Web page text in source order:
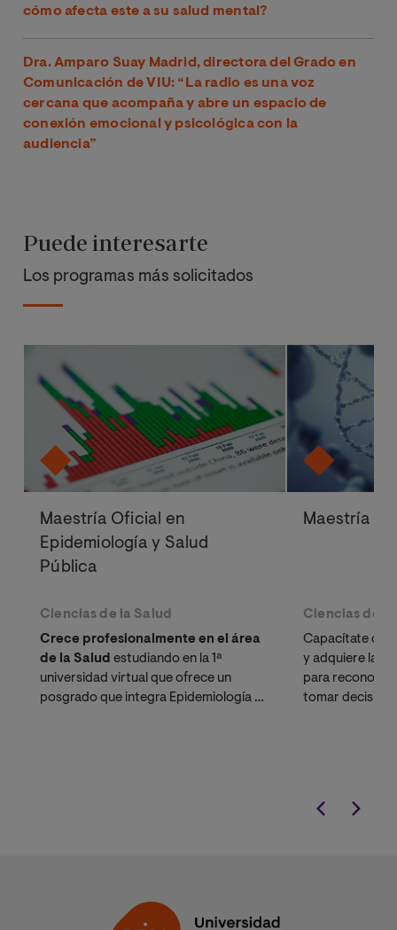
cómo afecta este a su salud mental?
Dra. Amparo Suay Madrid, directora del Grado en
Comunicación de VIU: “La radio es una voz
cercana que acompaña y abre un espacio de
conexión emocional y psicológica con la
audiencia”
Puede interesarte
Los programas más solicitados
Maestría Oficial en
Epidemiología y Salud
Pública
Ciencias de la Salud
Crece profesionalmente en el área
de la Salud estudiando en la 1ª
universidad virtual que ofrece un
posgrado que integra Epidemiología y
Maestría
Ciencias de
Capacítate con
y adquiere las
para reconocer
tomar